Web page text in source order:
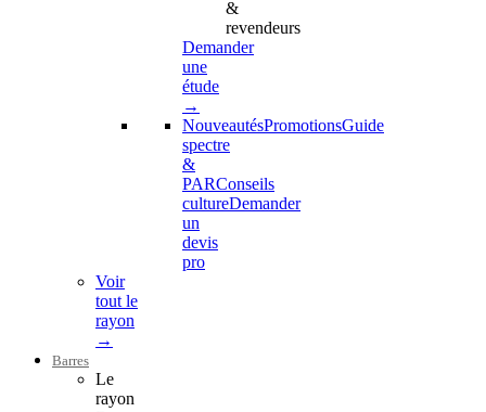
&
revendeurs
Demander
une
étude
→
NouveautésPromotionsGuide
spectre
&
PARConseils
cultureDemander
un
devis
pro
Voir
tout le
rayon
→
Barres
Le
rayon